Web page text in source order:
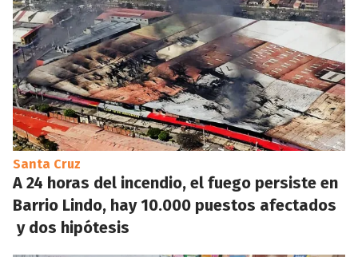
Santa Cruz
A 24 horas del incendio, el fuego persiste en
Barrio Lindo, hay 10.000 puestos afectados
y dos hipótesis